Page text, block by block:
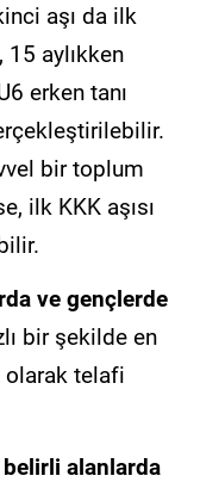
aşı da ilk
15 aylıkken
erken tanı
bir toplum
ilk KKK aşısı
ve gençlerde
bir şekilde en
olarak telafi
alanlarda